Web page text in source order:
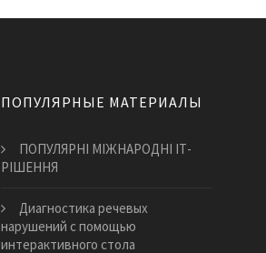
ПОПУЛЯРНЫЕ МАТЕРИАЛЫ
ПОПУЛЯРНІ МІЖНАРОДНІ ІТ-
РІШЕННЯ
Диагностика речевых
нарушений с помощью
интерактивного стола